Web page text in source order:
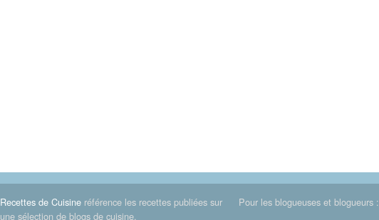
Recettes de Cuisine référence les recettes publiées sur
une sélection de blogs de cuisine.
Pour les blogueuses et blogueurs :